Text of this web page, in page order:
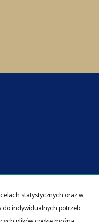
statystycznych oraz w
do indywidualnych potrzeb